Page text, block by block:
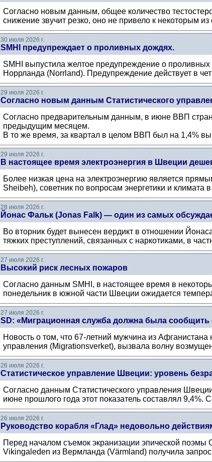
Согласно новым данным, общее количество
снижение звучит резко, оно не привело к некоторым
30 июля 2026 г.
SMHI предупреждает о проливных дождях.
SMHI выпустила желтое предупреждение о
Норрланда (Norrland). Предупреждение действует в
29 июля 2026 г.
Согласно новым данным Статистического
Согласно предварительным данным, в июне ВВП
предыдущим месяцем.
В то же время, за квартал в целом ВВП был на 1,4%
29 июля 2026 г.
В настоящее время электроэнергия в Швеции
Более низкая цена на электроэнергию является
Sheibeh), советник по вопросам энергетики и климата
28 июля 2026 г.
Йонас Фальк (Jonas Falk) — один из самых
Во вторник будет вынесен вердикт в отношении
тяжких преступлений, связанных с наркотиками, в
27 июля 2026 г.
Высокий риск лесных пожаров
Согласно данным SMHI, в настоящее время в
понедельник в южной части Швеции ожидается
27 июля 2026 г.
SD: «Миграционная служба должна была сообщить
Новость о том, что 67-летний мужчина из
управления (Migrationsverket), вызвала волну
26 июля 2026 г.
Статистическое управление Швеции: уровень
Согласно данным Статистического управления
июне прошлого года этот показатель составлял 9,4%.
26 июля 2026 г.
Руководство корабля «Глад» недовольно
Перед началом съемок экранизации эпической
Vikingaleden из Вермланда (Värmland) получила